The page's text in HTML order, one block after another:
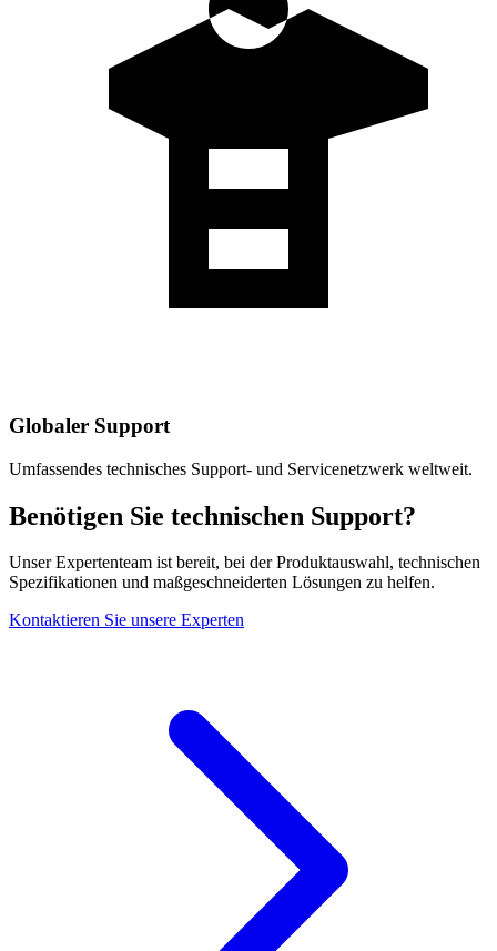
Globaler Support
Umfassendes technisches Support- und Servicenetzwerk weltweit.
Benötigen Sie technischen Support?
Unser Expertenteam ist bereit, bei der Produktauswahl, technischen
Spezifikationen und maßgeschneiderten Lösungen zu helfen.
Kontaktieren Sie unsere Experten